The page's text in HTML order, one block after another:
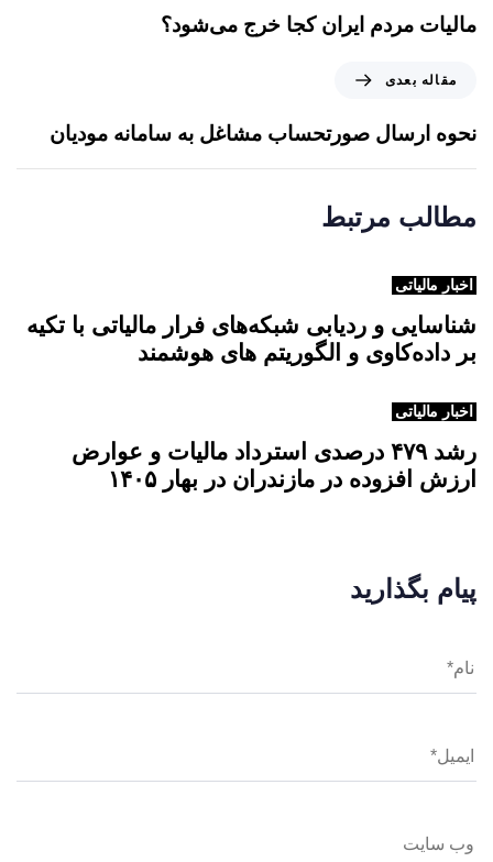
ل
ی
مالیات‌ مردم ایران کجا خرج می‌شود؟
ه
مقاله بعدی
نحوه ارسال صورتحساب مشاغل به سامانه مودیان
مطالب مرتبط
اخبار مالیاتی
شناسایی و ردیابی شبکه‌های فرار مالیاتی با تکیه
بر داده‌کاوی و الگوریتم های هوشمند
اخبار مالیاتی
رشد ۴۷۹ درصدی استرداد مالیات و عوارض
ارزش افزوده در مازندران در بهار ۱۴۰۵
پیام بگذارید